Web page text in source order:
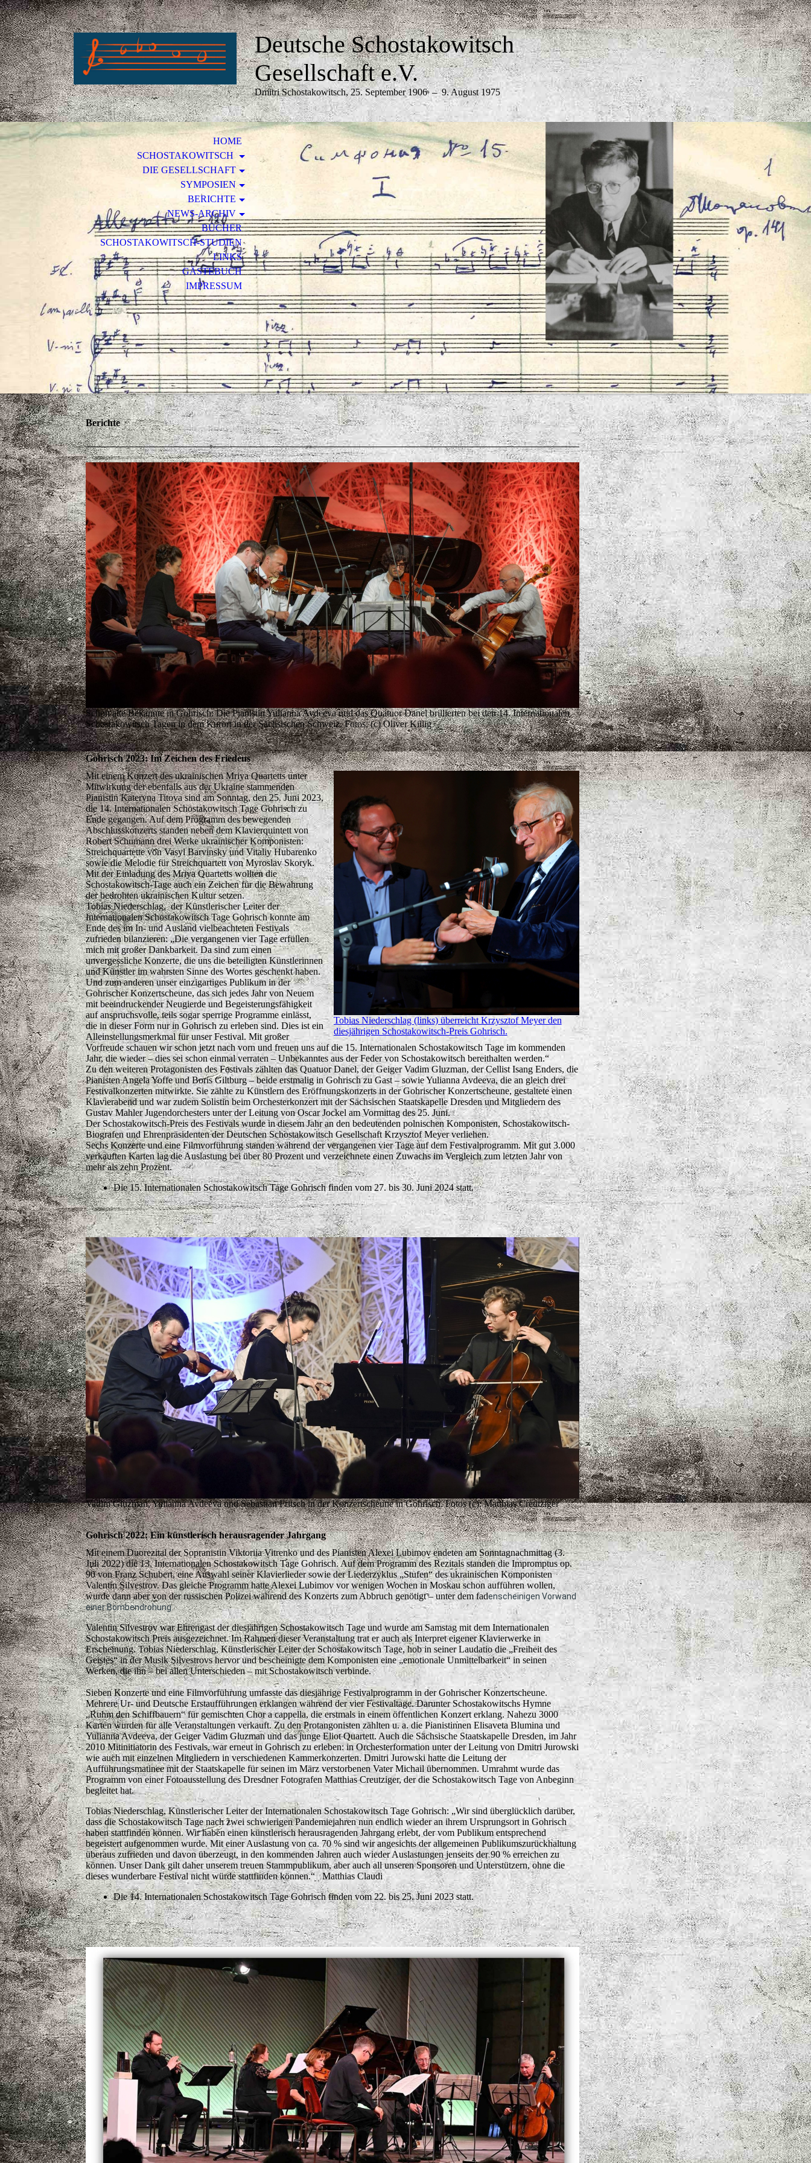
Deutsche Schostakowitsch
Gesellschaft e.V.
Dmitri Schostakowitsch, 25. September 1906 ─9. August 1975
HOME
SCHOSTAKOWITSCH
DIE GESELLSCHAFT
SYMPOSIEN
BERICHTE
NEWS-ARCHIV
BÜCHER
SCHOSTAKOWITSCH-STUDIEN
LINKS
GÄSTEBUCH
IMPRESSUM
Berichte
Schon alte Bekannte in Gohrisch: Die Pianistin Yulianna Avdeeva und das Quatuor Danel brillierten bei den 14. Internationalen
Schostakowitsch Tagen in dem Kurort in der Sächsischen Schweiz. Fotos: (c) Oliver Killig
Gohrisch 2023: Im Zeichen des Friedens
Tobias Niederschlag (links) überreicht Krzysztof Meyer den
diesjährigen Schostakowitsch-Preis Gohrisch.
Mit einem Konzert des ukrainischen Mriya Quartetts unter
Mitwirkung der ebenfalls aus der Ukraine stammenden
Pianistin Kateryna Titova sind am Sonntag, den 25. Juni 2023,
die 14. Internationalen Schostakowitsch Tage Gohrisch zu
Ende gegangen. Auf dem Programm des bewegenden
Abschlusskonzerts standen neben dem Klavierquintett von
Robert Schumann drei Werke ukrainischer Komponisten:
Streichquartette von Vasyl Barvinsky und Vitaliy Hubarenko
sowie die Melodie für Streichquartett von Myroslav Skoryk.
Mit der Einladung des Mriya Quartetts wollten die
Schostakowitsch-Tage auch ein Zeichen für die Bewahrung
der bedrohten ukrainischen Kultur setzen.
Tobias Niederschlag, der Künstlerischer Leiter der
Internationalen Schostakowitsch Tage Gohrisch konnte am
Ende des im In- und Ausland vielbeachteten Festivals
zufrieden bilanzieren: „Die vergangenen vier Tage erfüllen
mich mit großer Dankbarkeit. Da sind zum einen
unvergessliche Konzerte, die uns die beteiligten Künstlerinnen
und Künstler im wahrsten Sinne des Wortes geschenkt haben.
Und zum anderen unser einzigartiges Publikum in der
Gohrischer Konzertscheune, das sich jedes Jahr von Neuem
mit beeindruckender Neugierde und Begeisterungsfähigkeit
auf anspruchsvolle, teils sogar sperrige Programme einlässt,
die in dieser Form nur in Gohrisch zu erleben sind. Dies ist ein
Alleinstellungsmerkmal für unser Festival. Mit großer
Vorfreude schauen wir schon jetzt nach vorn und freuen uns auf die 15. Internationalen Schostakowitsch Tage im kommenden
Jahr, die wieder – dies sei schon einmal verraten – Unbekanntes aus der Feder von Schostakowitsch bereithalten werden.“
Zu den weiteren Protagonisten des Festivals zählten das Quatuor Danel, der Geiger Vadim Gluzman, der Cellist Isang Enders, die
Pianisten Angela Yoffe und Boris Giltburg – beide erstmalig in Gohrisch zu Gast – sowie Yulianna Avdeeva, die an gleich drei
Festivalkonzerten mitwirkte. Sie zählte zu Künstlern des Eröffnungskonzerts in der Gohrischer Konzertscheune, gestaltete einen
Klavierabend und war zudem Solistin beim Orchesterkonzert mit der Sächsischen Staatskapelle Dresden und Mitgliedern des
Gustav Mahler Jugendorchesters unter der Leitung von Oscar Jockel am Vormittag des 25. Juni.
Der Schostakowitsch-Preis des Festivals wurde in diesem Jahr an den bedeutenden polnischen Komponisten, Schostakowitsch-
Biografen und Ehrenpräsidenten der Deutschen Schostakowitsch Gesellschaft Krzysztof Meyer verliehen.
Sechs Konzerte und eine Filmvorführung standen während der vergangenen vier Tage auf dem Festivalprogramm. Mit gut 3.000
verkauften Karten lag die Auslastung bei über 80 Prozent und verzeichnete einen Zuwachs im Vergleich zum letzten Jahr von
mehr als zehn Prozent.
Die 15. Internationalen Schostakowitsch Tage Gohrisch finden vom 27. bis 30. Juni 2024 statt.
Vadim Gluzman, Yulianna Avdeeva und Sebastian Fritsch in der Konzertscheune in Gohrisch. Fotos (c): Matthias Creutziger
Gohrisch 2022: Ein künstlerisch herausragender Jahrgang
Mit einem Duorezital der Sopranistin Viktoriia Vitrenko und des Pianisten Alexei Lubimov endeten am Sonntagnachmittag (3.
Juli 2022) die 13. Internationalen Schostakowitsch Tage Gohrisch. Auf dem Programm des Rezitals standen die Impromptus op.
90 von Franz Schubert, eine Auswahl seiner Klavierlieder sowie der Liederzyklus „Stufen“ des ukrainischen Komponisten
Valentin Silvestrov. Das gleiche Programm hatte Alexei Lubimov vor wenigen Wochen in Moskau schon aufführen wollen,
wurde dann aber von der russischen Polizei während des Konzerts zum Abbruch genötigt – unter dem fadenscheinigen Vorwand
einer Bombendrohung.
Valentin Silvestrov war Ehrengast der diesjährigen Schostakowitsch Tage und wurde am Samstag mit dem Internationalen
Schostakowitsch Preis ausgezeichnet. Im Rahmen dieser Veranstaltung trat er auch als Interpret eigener Klavierwerke in
Erscheinung. Tobias Niederschlag, Künstlerischer Leiter der Schostakowitsch Tage, hob in seiner Laudatio die „Freiheit des
Geistes“ in der Musik Silvestrovs hervor und bescheinigte dem Komponisten eine „emotionale Unmittelbarkeit“ in seinen
Werken, die ihn – bei allen Unterschieden – mit Schostakowitsch verbinde.
Sieben Konzerte und eine Filmvorführung umfasste das diesjährige Festivalprogramm in der Gohrischer Konzertscheune.
Mehrere Ur- und Deutsche Erstaufführungen erklangen während der vier Festivaltage. Darunter Schostakowitschs Hymne
„Ruhm den Schiffbauern“ für gemischten Chor a cappella, die erstmals in einem öffentlichen Konzert erklang. Nahezu 3000
Karten wurden für alle Veranstaltungen verkauft. Zu den Protangonisten zählten u. a. die Pianistinnen Elisaveta Blumina und
Yulianna Avdeeva, der Geiger Vadim Gluzman und das junge Eliot Quartett. Auch die Sächsische Staatskapelle Dresden, im Jahr
2010 Mitinitiatorin des Festivals, war erneut in Gohrisch zu erleben: in Orchesterformation unter der Leitung von Dmitri Jurowski
wie auch mit einzelnen Mitgliedern in verschiedenen Kammerkonzerten. Dmitri Jurowski hatte die Leitung der
Aufführungsmatinee mit der Staatskapelle für seinen im März verstorbenen Vater Michail übernommen. Umrahmt wurde das
Programm von einer Fotoausstellung des Dresdner Fotografen Matthias Creutziger, der die Schostakowitsch Tage von Anbeginn
begleitet hat.
Tobias Niederschlag, Künstlerischer Leiter der Internationalen Schostakowitsch Tage Gohrisch: „Wir sind überglücklich darüber,
dass die Schostakowitsch Tage nach zwei schwierigen Pandemiejahren nun endlich wieder an ihrem Ursprungsort in Gohrisch
haben stattfinden können. Wir haben einen künstlerisch herausragenden Jahrgang erlebt, der vom Publikum entsprechend
begeistert aufgenommen wurde. Mit einer Auslastung von ca. 70 % sind wir angesichts der allgemeinen Publikumszurückhaltung
überaus zufrieden und davon überzeugt, in den kommenden Jahren auch wieder Auslastungen jenseits der 90 % erreichen zu
können. Unser Dank gilt daher unserem treuen Stammpublikum, aber auch all unseren Sponsoren und Unterstützern, ohne die
dieses wunderbare Festival nicht würde stattfinden können.“ Matthias Claudi
Die 14. Internationalen Schostakowitsch Tage Gohrisch finden vom 22. bis 25. Juni 2023 statt.